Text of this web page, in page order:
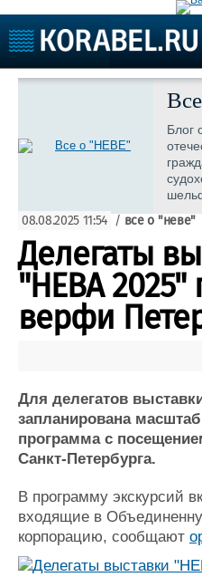
Судостроение
Пресс-релизы
Порты
Яхты и катера
Еще
Судостроение
Пульс
Новости
Компании
Крюинг
Журнал
Реклама
Конференции
Выставки и семинары
Личности
Словарь
Блог
08.08.2025 11:54 / все о "неве"
Делегаты
"НЕВА 2025"
верфи
Для делегатов
запланирована
программа с
Санкт-Петербурга.
В программу экскурсий
входящие в
корпорацию, сообщают